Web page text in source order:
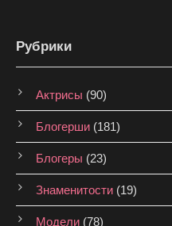
Рубрики
Актрисы (90)
Блогерши (181)
Блогеры (23)
Знаменитости (19)
Модели (78)